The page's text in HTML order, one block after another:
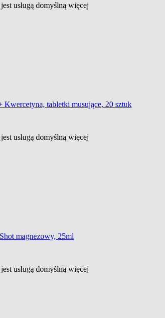
usługą domyślną więcej
Kwercetyna, tabletki musujące, 20 sztuk
usługą domyślną więcej
magnezowy, 25ml
usługą domyślną więcej